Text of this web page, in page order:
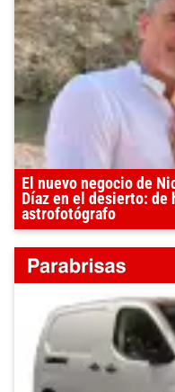
El nuevo negocio de
Díaz en el desierto: de
astrofotógrafo